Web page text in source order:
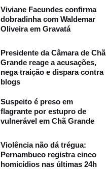
Viviane Facundes confirma
dobradinha com Waldemar
Oliveira em Gravatá
Presidente da Câmara de Chã
Grande reage a acusações,
nega traição e dispara contra
blogs
Suspeito é preso em
flagrante por estupro de
vulnerável em Chã Grande
Violência não dá trégua:
Pernambuco registra cinco
homicídios nas últimas 24h